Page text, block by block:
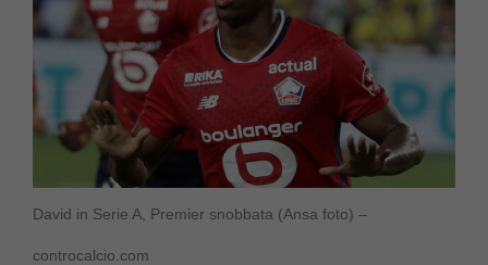
David in Serie A, Premier snobbata (Ansa foto) –
controcalcio.com